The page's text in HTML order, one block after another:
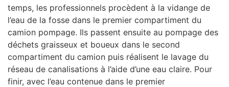
temps, les professionnels procèdent à la vidange de
l’eau de la fosse dans le premier compartiment du
camion pompage. Ils passent ensuite au pompage des
déchets graisseux et boueux dans le second
compartiment du camion puis réalisent le lavage du
réseau de canalisations à l’aide d’une eau claire. Pour
finir, avec l’eau contenue dans le premier